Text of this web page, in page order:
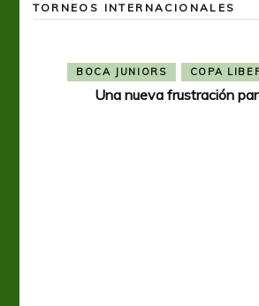
TORNEOS INTERNACIONALES
BOCA JUNIORS COPA
Una nueva frustración